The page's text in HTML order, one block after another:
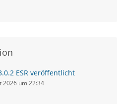
ESR veröffentlicht
2026 um 22:34